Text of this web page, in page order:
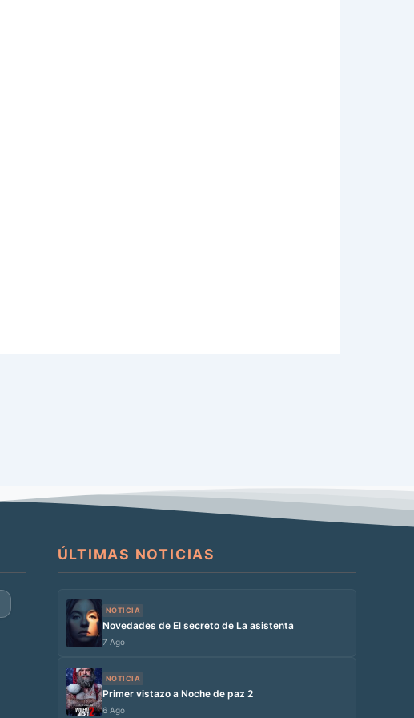
ÚLTIMAS NOTICIAS
NOTICIA
Novedades de El secreto de La asistenta
7 Ago
NOTICIA
Primer vistazo a Noche de paz 2
6 Ago